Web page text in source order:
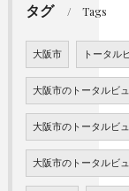
タグ Tags
大阪市 トータル
大阪市のトータルビ
大阪市のトータルビ
大阪市のトータルビ